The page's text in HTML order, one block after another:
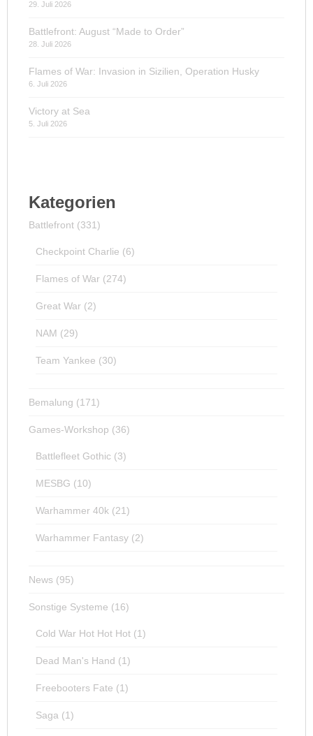
29. Juli 2026
Battlefront: August “Made to Order”
28. Juli 2026
Flames of War: Invasion in Sizilien, Operation Husky
6. Juli 2026
Victory at Sea
5. Juli 2026
Kategorien
Battlefront (331)
Checkpoint Charlie (6)
Flames of War (274)
Great War (2)
NAM (29)
Team Yankee (30)
Bemalung (171)
Games-Workshop (36)
Battlefleet Gothic (3)
MESBG (10)
Warhammer 40k (21)
Warhammer Fantasy (2)
News (95)
Sonstige Systeme (16)
Cold War Hot Hot Hot (1)
Dead Man's Hand (1)
Freebooters Fate (1)
Saga (1)